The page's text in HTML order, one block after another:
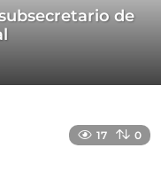
de
17 0